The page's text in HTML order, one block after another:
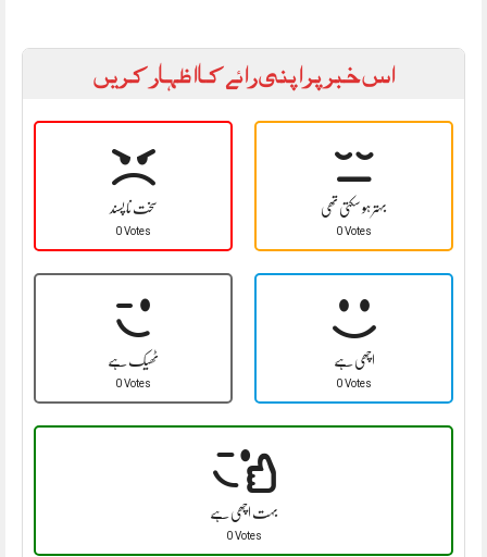
اس خبر پر اپنی رائے کا اظہار کریں
سخت نا پسند
0 Votes
بہتر ہو سکتی تھی
0 Votes
ٹھیک ہے
0 Votes
اچھی ہے
0 Votes
بہت اچھی ہے
0 Votes